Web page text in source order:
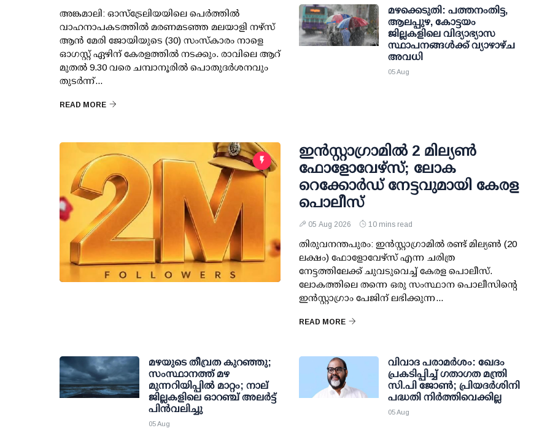
അങ്കമാലി: ഓസ്‌ട്രേലിയയിലെ പെർത്തിൽ
വാഹനാപകടത്തിൽ മരണമടഞ്ഞ മലയാളി നഴ്സ്
ആൻ മേരി ജോയിയുടെ (30) സംസ്കാരം നാളെ
ഓഗസ്റ്റ് ഏഴിന് കേരളത്തിൽ നടക്കും. രാവിലെ ആറ്
മുതൽ 9.30 വരെ ചമ്പാനൂരിൽ പൊതുദർശനവും
തുടർന്ന്...
READ MORE
മഴക്കെടുതി: പത്തനംതിട്ട,
ആലപ്പുഴ, കോട്ടയം
ജില്ലകളിലെ വിദ്യാഭ്യാസ
സ്ഥാപനങ്ങള്‍ക്ക് വ്യാഴാഴ്ച
അവധി
05 Aug
ഇന്‍സ്റ്റാഗ്രാമില്‍ 2 മില്യണ്‍
ഫോളോവേഴ്സ്; ലോക
റെക്കോര്‍ഡ് നേട്ടവുമായി കേരള
പൊലീസ്
05 Aug 2026 10 mins read
തിരുവനന്തപുരം: ഇന്‍സ്റ്റാഗ്രാമില്‍ രണ്ട് മില്യണ്‍ (20
ലക്ഷം) ഫോളോവേഴ്സ് എന്ന ചരിത്ര
നേട്ടത്തിലേക്ക് ചുവടുവെച്ച് കേരള പൊലീസ്.
ലോകത്തിലെ തന്നെ ഒരു സംസ്ഥാന പൊലീസിന്റെ
ഇന്‍സ്റ്റാഗ്രാം പേജിന് ലഭിക്കുന്ന...
READ MORE
മഴയുടെ തീവ്രത കുറഞ്ഞു;
സംസ്ഥാനത്ത് മഴ
മുന്നറിയിപ്പിൽ മാറ്റം; നാല്
ജില്ലകളിലെ ഓറഞ്ച് അലർട്ട്
പിൻവലിച്ചു
05 Aug
വിവാദ പരാമര്‍ശം: ഖേദം
പ്രകടിപ്പിച്ച് ഗതാഗത മന്ത്രി
സി.പി ജോണ്‍; പ്രിയദര്‍ശിനി
പദ്ധതി നിര്‍ത്തിവെക്കില്ല
05 Aug